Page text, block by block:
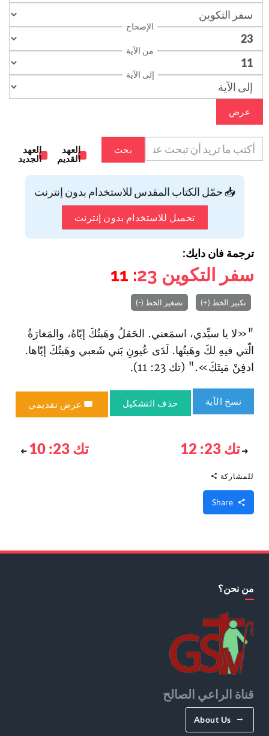
الإصحاح
من الآية
إلى الآية
عرض
بحث
العهد
القديم
العهد
الجديد
📥 حمّل الكتاب المقدس للاستخدام بدون إنترنت
تحميل للاستخدام بدون إنترنت
ترجمة فان دايك:
سفر التكوين 23
: 11
تكبير الخط (+) تصغير الخط (-)
"«لا يا سيِّدي، اسمَعني. الحَقلُ وهَبتُكَ إيّاهُ، والمَغارَةُ
الّتي فيهِ لكَ وهَبتُها. لَدَى عُيونِ بَني شَعبي وهَبتُكَ إيّاها.
ادفِنْ مَيتَكَ»." (تك 23: 11).
نسخ الآية حذف التشكيل عرض تقديمي
تك 23: 12 تك 23: 10
للمشاركة
من نحن؟
قناة الراعي الصالح
About Us